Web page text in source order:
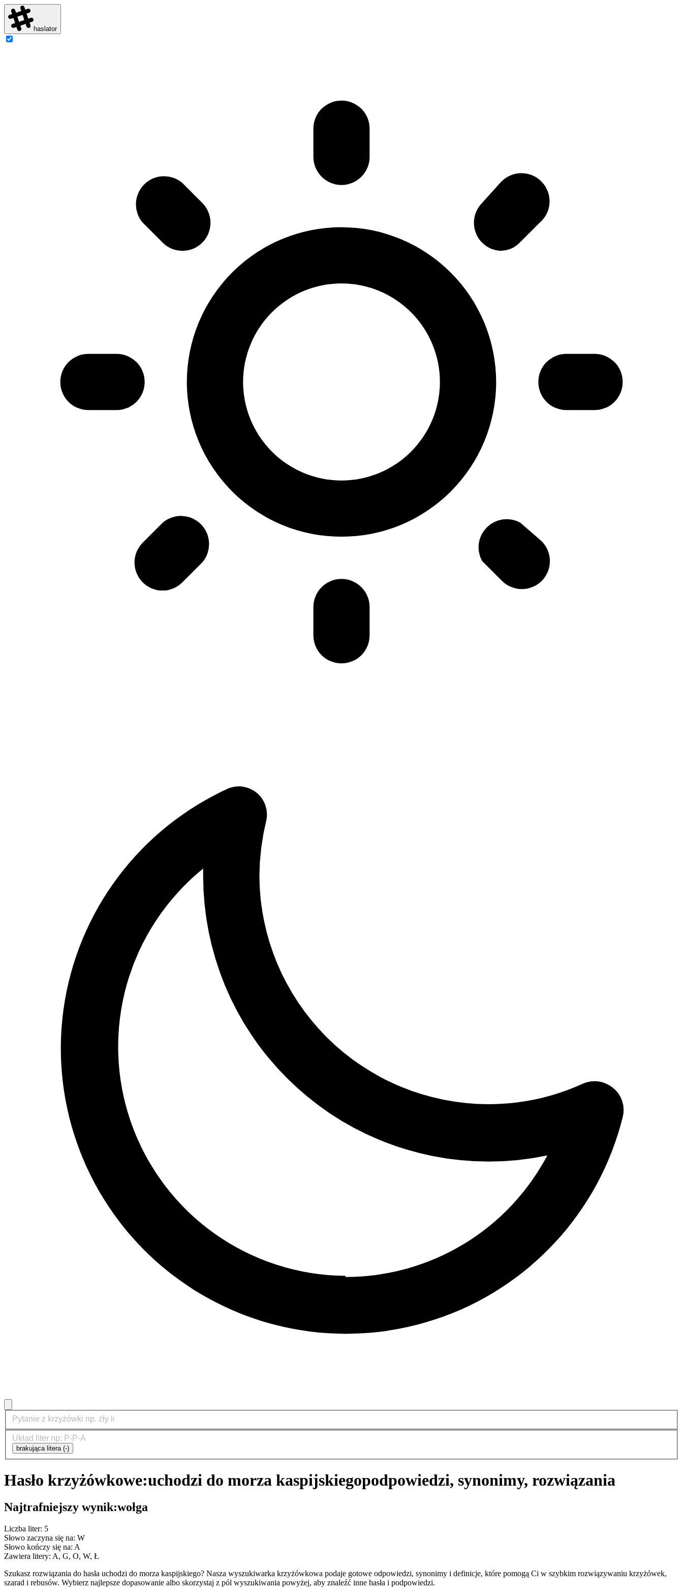
haslator
brakująca litera (-)
Hasło krzyżówkowe:uchodzi do morza kaspijskiegopodpowiedzi, synonimy, rozwiązania
Najtrafniejszy wynik:wołga
Liczba liter: 5
Słowo zaczyna się na: W
Słowo kończy się na: A
Zawiera litery: A, G, O, W, Ł
Szukasz rozwiązania do hasła uchodzi do morza kaspijskiego? Nasza wyszukiwarka krzyżówkowa podaje gotowe odpowiedzi, synonimy i definicje, które pomogą Ci w szybkim rozwiązywaniu krzyżówek,
szarad i rebusów. Wybierz najlepsze dopasowanie albo skorzystaj z pól wyszukiwania powyżej, aby znaleźć inne hasła i podpowiedzi.